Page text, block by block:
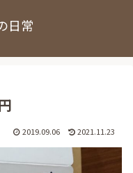
日常
2019.09.06 2021.11.23